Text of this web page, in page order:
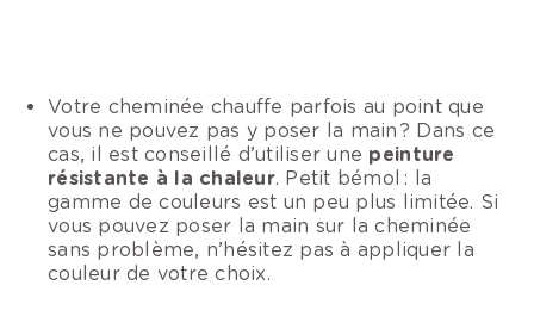
Votre cheminée chauffe parfois au point que
vous ne pouvez pas y poser la main ? Dans ce
cas, il est conseillé d’utiliser une peinture
résistante à la chaleur. Petit bémol : la
gamme de couleurs est un peu plus limitée. Si
vous pouvez poser la main sur la cheminée
sans problème, n’hésitez pas à appliquer la
couleur de votre choix.